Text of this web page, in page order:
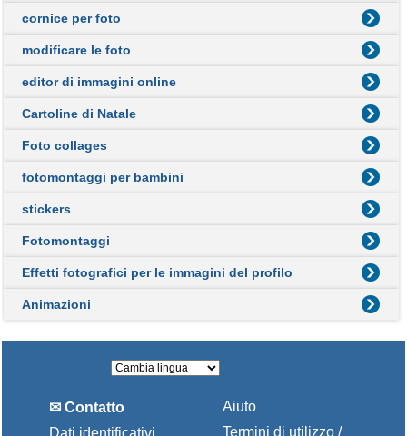
cornice per foto
modificare le foto
editor di immagini online
Cartoline di Natale
Foto collages
fotomontaggi per bambini
stickers
Fotomontaggi
Effetti fotografici per le immagini del profilo
Animazioni
✉ Contatto
Dati identificativi
Aiuto
Termini di utilizzo /